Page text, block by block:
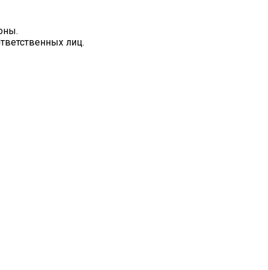
лиц.